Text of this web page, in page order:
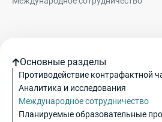
Основные разделы
Противодействие контрафактной
Аналитика и исследования
Международное сотрудничество
Планируемые образовательные